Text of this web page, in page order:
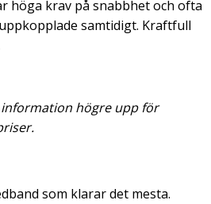
höga krav på snabbhet och ofta
samtidigt. Kraftfull
information högre upp för
som klarar det mesta.